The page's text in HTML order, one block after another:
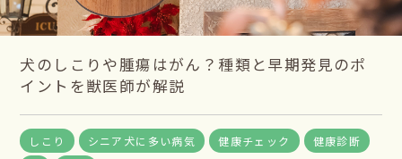
犬のしこりや腫瘍はがん？種類と早期発見のポ
イントを獣医師が解説
しこり シニア犬に多い病気 健康チェック
健康診断